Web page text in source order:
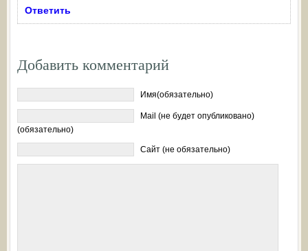
Ответить
Добавить комментарий
Имя(обязательно)
Mail (не будет опубликовано)
(обязательно)
Сайт (не обязательно)